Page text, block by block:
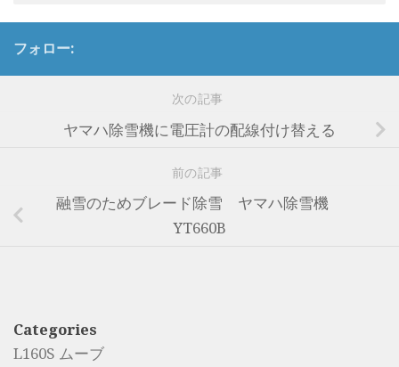
フォロー:
次の記事
ヤマハ除雪機に電圧計の配線付け替える
前の記事
融雪のためブレード除雪 ヤマハ除雪機
YT660B
Categories
L160S ムーブ